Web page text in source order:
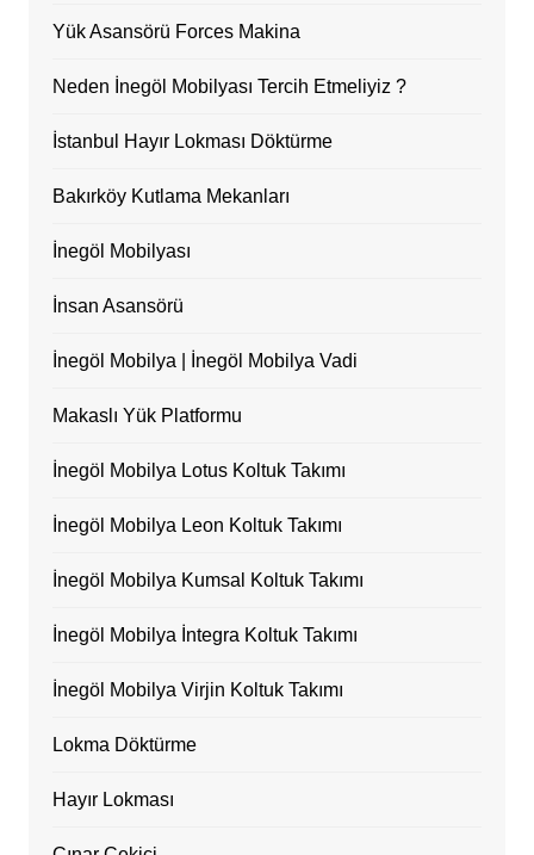
Yük Asansörü Forces Makina
Neden İnegöl Mobilyası Tercih Etmeliyiz ?
İstanbul Hayır Lokması Döktürme
Bakırköy Kutlama Mekanları
İnegöl Mobilyası
İnsan Asansörü
İnegöl Mobilya | İnegöl Mobilya Vadi
Makaslı Yük Platformu
İnegöl Mobilya Lotus Koltuk Takımı
İnegöl Mobilya Leon Koltuk Takımı
İnegöl Mobilya Kumsal Koltuk Takımı
İnegöl Mobilya İntegra Koltuk Takımı
İnegöl Mobilya Virjin Koltuk Takımı
Lokma Döktürme
Hayır Lokması